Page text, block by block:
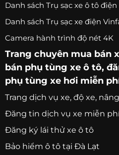
Danh sách Trụ sạc xe ô tô điện
Danh sách Trụ sạc xe điện
Camera hành trình độ nét 4K
Trang chuyên mua bán
bán phụ tùng xe ô tô,
phụ tùng xe hơi miễn
Trang dịch vụ xe, độ xe,
Đăng tin dịch vụ xe miễn
Đăng ký lái thử xe ô tô
Bảo hiểm ô tô tại Đà Lạt